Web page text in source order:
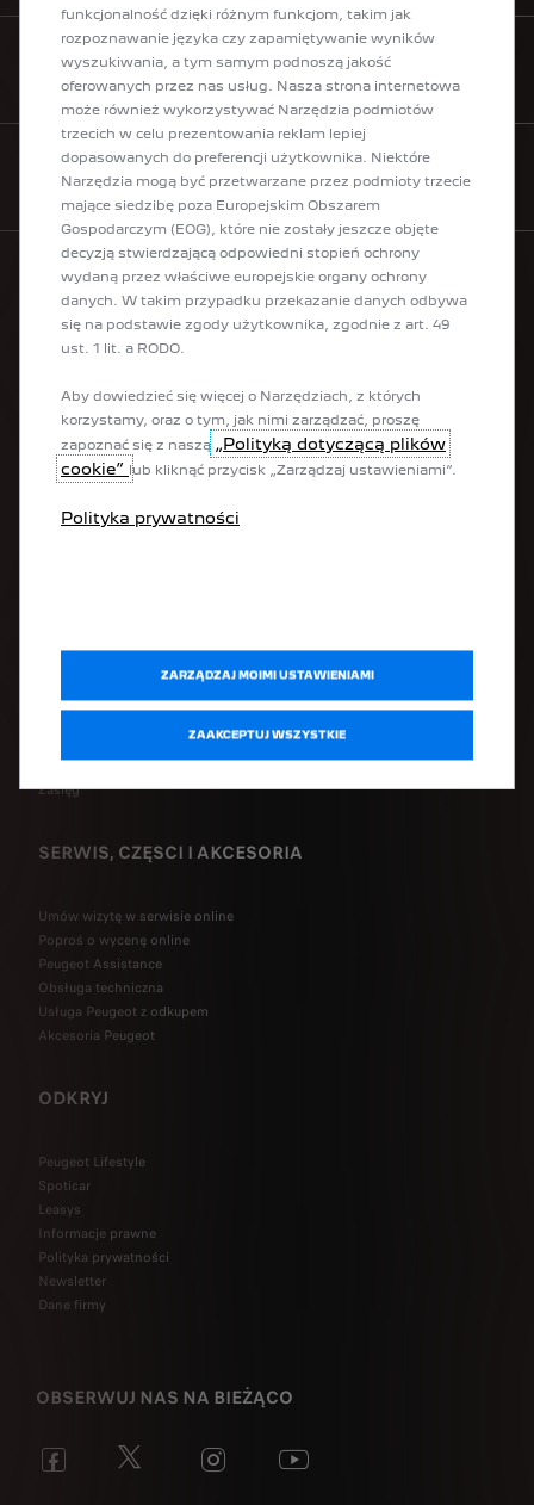
KONTAKT
ZAMÓW PEUGEOT ONLINE
GAMA
Hybrydowe plug-in
Miejskie
SUV-y
Hatchbacki / sedany
Dostawcze
Zamów Peugeot online
Umów się na jazdę testową
Ładowanie akumulatora
Zasięg
SERWIS, CZĘSCI I AKCESORIA
Umów wizytę w serwisie online
Poproś o wycenę online
Peugeot Assistance
Obsługa techniczna
Usługa Peugeot z odkupem
Akcesoria Peugeot
ODKRYJ
Peugeot Lifestyle
Spoticar
Leasys
Informacje prawne
Polityka prywatności
Newsletter
Dane firmy
OBSERWUJ NAS NA BIEŻĄCO
funkcjonalność dzięki różnym funkcjom, takim jak
rozpoznawanie języka czy zapamiętywanie wyników
wyszukiwania, a tym samym podnoszą jakość
oferowanych przez nas usług. Nasza strona internetowa
może również wykorzystywać Narzędzia podmiotów
trzecich w celu prezentowania reklam lepiej
dopasowanych do preferencji użytkownika. Niektóre
Narzędzia mogą być przetwarzane przez podmioty trzecie
mające siedzibę poza Europejskim Obszarem
Gospodarczym (EOG), które nie zostały jeszcze objęte
decyzją stwierdzającą odpowiedni stopień ochrony
wydaną przez właściwe europejskie organy ochrony
danych. W takim przypadku przekazanie danych odbywa
się na podstawie zgody użytkownika, zgodnie z art. 49
ust. 1 lit. a RODO.
Aby dowiedzieć się więcej o Narzędziach, z których
korzystamy, oraz o tym, jak nimi zarządzać, proszę
zapoznać się z naszą „Polityką dotyczącą plików
cookie” lub kliknąć przycisk „Zarządzaj ustawieniami”.
Polityka prywatności
ZARZĄDZAJ MOIMI USTAWIENIAMI
ZAAKCEPTUJ WSZYSTKIE